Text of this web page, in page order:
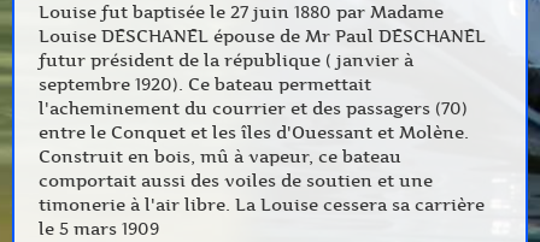
Louise fut baptisée le 27 juin 1880 par Madame
Louise DESCHANEL épouse de Mr Paul DESCHANEL
futur président de la république ( janvier à
septembre 1920). Ce bateau permettait
l'acheminement du courrier et des passagers (70)
entre le Conquet et les îles d'Ouessant et Molène.
Construit en bois, mû à vapeur, ce bateau
comportait aussi des voiles de soutien et une
timonerie à l'air libre. La Louise cessera sa carrière
le 5 mars 1909